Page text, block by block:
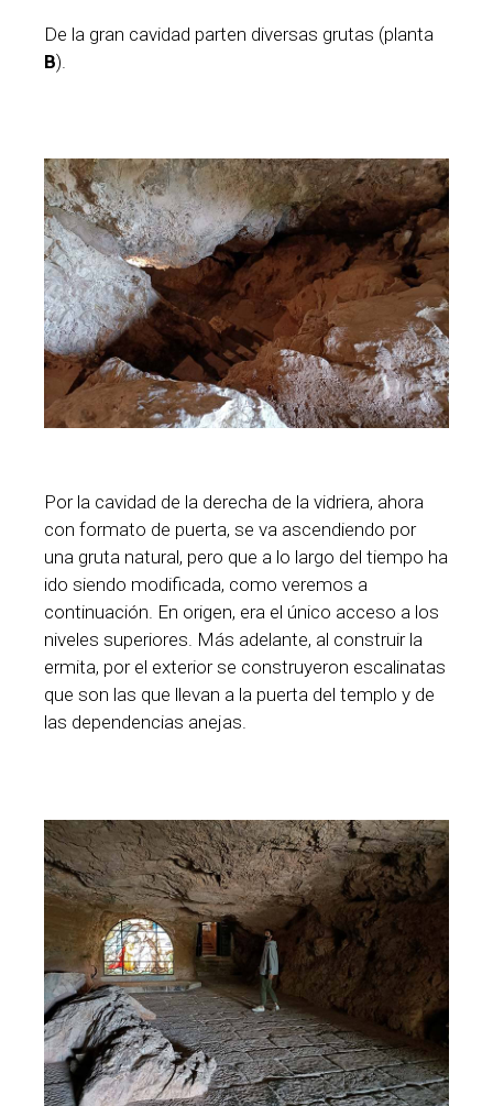
De la gran cavidad parten diversas grutas (planta
B).
Por la cavidad de la derecha de la vidriera, ahora
con formato de puerta, se va ascendiendo por
una gruta natural, pero que a lo largo del tiempo ha
ido siendo modificada, como veremos a
continuación. En origen, era el único acceso a los
niveles superiores. Más adelante, al construir la
ermita, por el exterior se construyeron escalinatas
que son las que llevan a la puerta del templo y de
las dependencias anejas.